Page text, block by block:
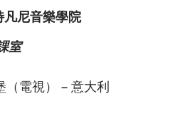
凡尼音樂學院
室
電視） – 意大利